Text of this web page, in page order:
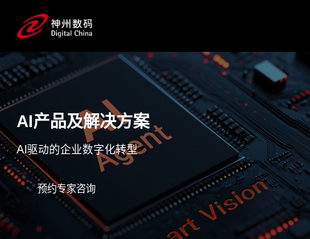
AI产品及解决方案
AI驱动的企业数字化转型
预约专家咨询